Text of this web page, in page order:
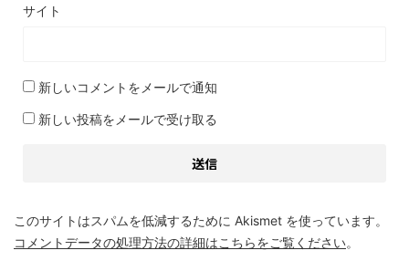
サイト
新しいコメントをメールで通知
新しい投稿をメールで受け取る
このサイトはスパムを低減するために Akismet を使っています。
コメントデータの処理方法の詳細はこちらをご覧ください。